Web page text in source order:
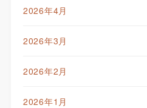
2026年4月
2026年3月
2026年2月
2026年1月